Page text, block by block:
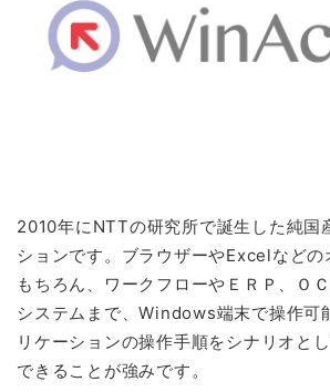
2010年にNTTの研究所で誕生した純国
ションです。ブラウザーやExcelなどの
もちろん、ワークフローやＥＲＰ、Ｏ
システムまで、Windows端末で操作可
リケーションの操作手順をシナリオと
できることが強みです。
お問い合わせ